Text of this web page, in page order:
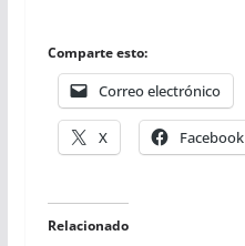
Comparte esto:
Correo electrónico
X Facebook
Relacionado